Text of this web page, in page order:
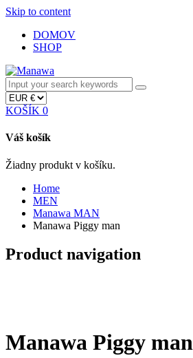
Skip to content
DOMOV
SHOP
KOŠÍK 0
Váš košík
Žiadny produkt v košíku.
Home
MEN
Manawa MAN
Manawa Piggy man
Product navigation
Manawa Piggy man